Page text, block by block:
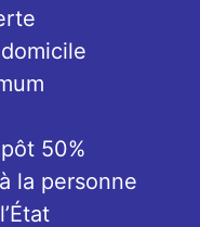
50%
la personne